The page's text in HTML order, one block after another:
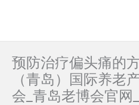
内
预防治疗偏头痛的
（青岛）国际养老
会_青岛老博会官网